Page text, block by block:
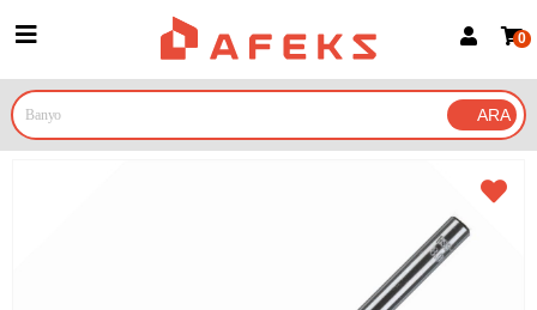
Google İle Bağlan
0